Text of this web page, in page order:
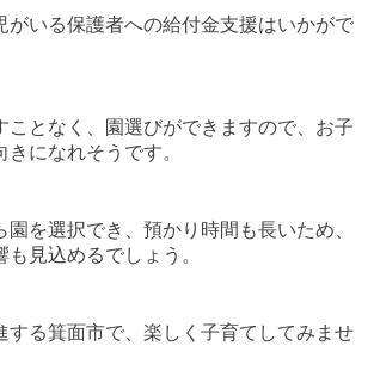
がいる保護者への給付金支援はいかがで
ことなく、園選びができますので、お子
になれそうです。
園を選択でき、預かり時間も長いため、
見込めるでしょう。
する箕面市で、楽しく子育てしてみませ